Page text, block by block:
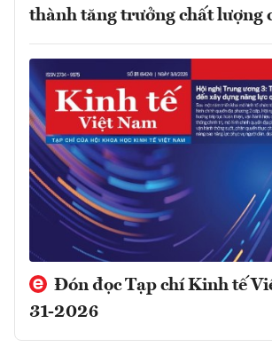
thành tăng trưởng chất lượng
Đón đọc Tạp chí Kinh tế
31-2026